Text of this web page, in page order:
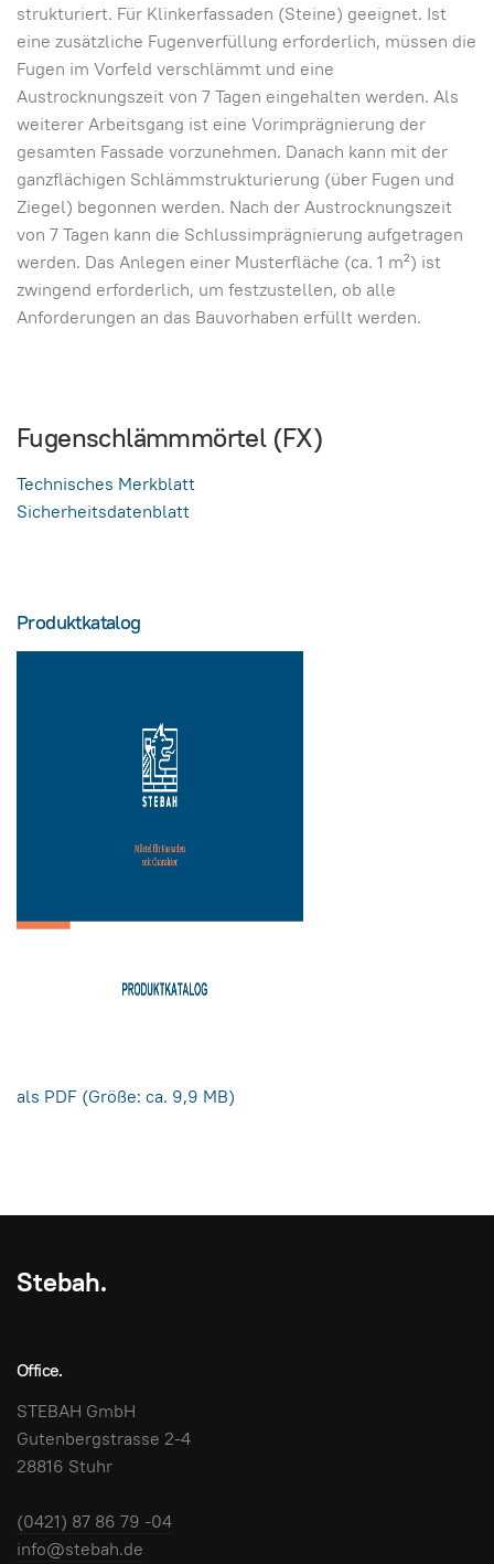
strukturiert. Für Klinkerfassaden (Steine) geeignet. Ist
eine zusätzliche Fugenverfüllung erforderlich, müssen die
Fugen im Vorfeld verschlämmt und eine
Austrocknungszeit von 7 Tagen eingehalten werden. Als
weiterer Arbeitsgang ist eine Vorimprägnierung der
gesamten Fassade vorzunehmen. Danach kann mit der
ganzflächigen Schlämmstrukturierung (über Fugen und
Ziegel) begonnen werden. Nach der Austrocknungszeit
von 7 Tagen kann die Schlussimprägnierung aufgetragen
werden. Das Anlegen einer Musterfläche (ca. 1 m²) ist
zwingend erforderlich, um festzustellen, ob alle
Anforderungen an das Bauvorhaben erfüllt werden.
Fugenschlämmmörtel (FX)
Technisches Merkblatt
Sicherheitsdatenblatt
Produktkatalog
als PDF (Größe: ca. 9,9 MB)
Stebah.
Office.
STEBAH GmbH
Gutenbergstrasse 2-4
28816 Stuhr
(0421) 87 86 79 -04
info@stebah.de